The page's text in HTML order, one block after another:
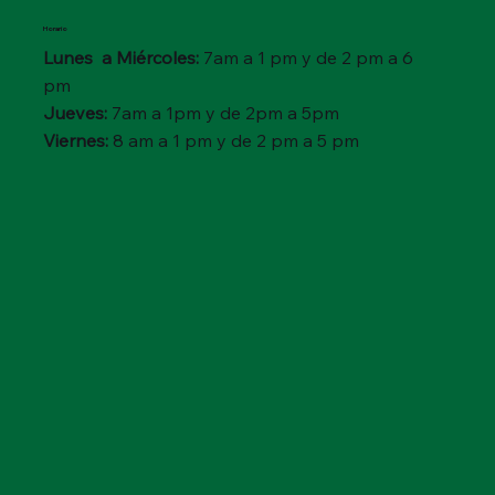
Horario
Lunes a Miércoles: 7am a 1 pm y de 2 pm a 6
pm
Jueves: 7am a 1pm y de 2pm a 5pm
Viernes: 8 am a 1 pm y de 2 pm a 5 pm